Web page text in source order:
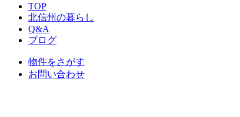
TOP
北信州の暮らし
Q&A
ブログ
物件をさがす
お問い合わせ